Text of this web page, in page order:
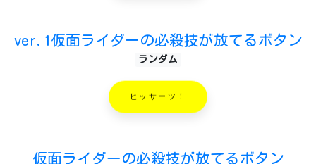
ver.1仮面ライダーの必殺技が放てるボタン
ランダム
ヒッサーツ！
仮面ライダーの必殺技が放てるボタン